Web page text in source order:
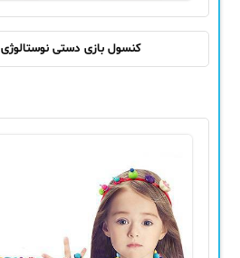
کنسول بازی دستی نوستالوژی